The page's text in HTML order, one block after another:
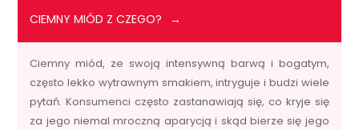
CIEMNY MIÓD Z CZEGO?
Ciemny miód, ze swoją intensywną barwą i bogatym,
często lekko wytrawnym smakiem, intryguje i budzi wiele
pytań. Konsumenci często zastanawiają się, co kryje się
za jego niemal mroczną aparycją i skąd bierze się jego